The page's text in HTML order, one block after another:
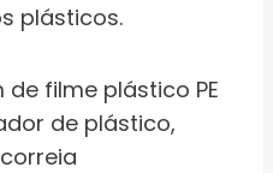
plásticos.
filme plástico PE
de plástico,